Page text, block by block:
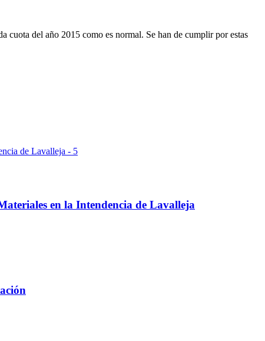
cuota del año 2015 como es normal. Se han de cumplir por estas
en la Intendencia de Lavalleja